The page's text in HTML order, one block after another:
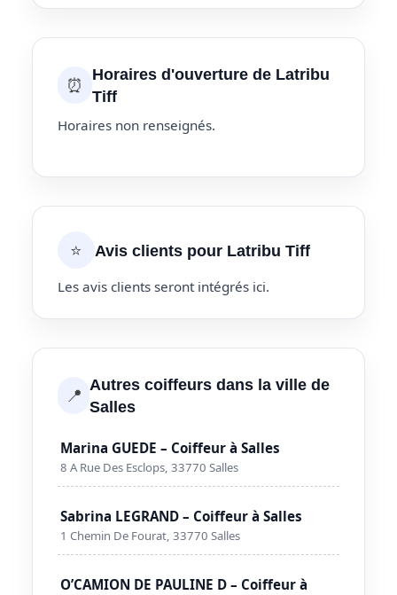
⏰
Horaires d'ouverture de Latribu
Tiff
Horaires non renseignés.
⭐ Avis clients pour Latribu Tiff
Les avis clients seront intégrés ici.
📍 Autres coiffeurs dans la ville de
Salles
Marina GUEDE – Coiffeur à Salles
8 A Rue Des Esclops, 33770 Salles
Sabrina LEGRAND – Coiffeur à Salles
1 Chemin De Fourat, 33770 Salles
O’CAMION DE PAULINE D – Coiffeur à